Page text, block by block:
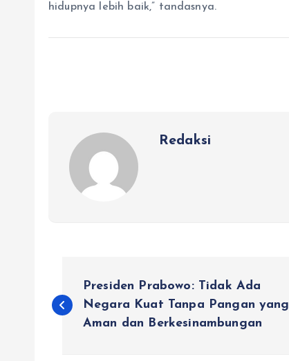
hidupnya lebih baik,” tandasnya.
Redaksi
a
Presiden Prabowo: Tidak Ada
Negara Kuat Tanpa Pangan yang
Aman dan Berkesinambungan